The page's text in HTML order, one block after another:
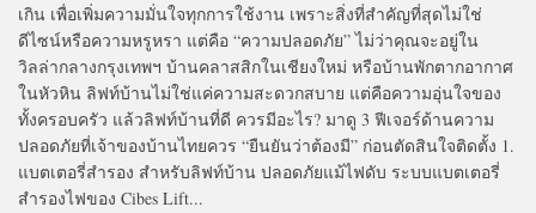
เกิน เพื่อเพิ่มความมั่นใจทุกการใช้งาน เพราะสิ่งที่สำคัญที่สุดไม่ใช่
ดีไซน์หรือความหรูหรา แต่คือ “ความปลอดภัย” ไม่ว่าคุณจะอยู่ใน
วิลล่ากลางกรุงเทพฯ บ้านคลาสสิกในเชียงใหม่ หรือบ้านพักตากอากาศ
ในหัวหิน ลิฟท์บ้านไม่ใช่แค่ความสะดวกสบาย แต่คือความอุ่นใจของ
ทั้งครอบครัว แล้วลิฟท์บ้านที่ดี ควรมีอะไร? มาดู 3 ฟีเจอร์ด้านความ
ปลอดภัยที่เจ้าของบ้านไทยควร “ยืนยันว่าต้องมี” ก่อนตัดสินใจติดตั้ง 1.
แบตเตอรี่สำรอง สำหรับลิฟท์บ้าน ปลอดภัยแม้ไฟดับ ระบบแบตเตอรี่
สำรองไฟของ Cibes Lift...